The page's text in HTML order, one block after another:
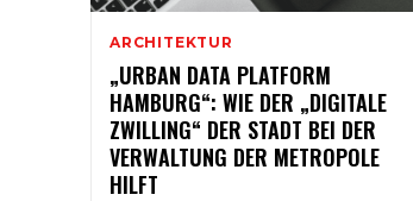
ARCHITEKTUR
„URBAN DATA PLATFORM
HAMBURG“: WIE DER „DIGITALE
ZWILLING“ DER STADT BEI DER
VERWALTUNG DER METROPOLE
HILFT